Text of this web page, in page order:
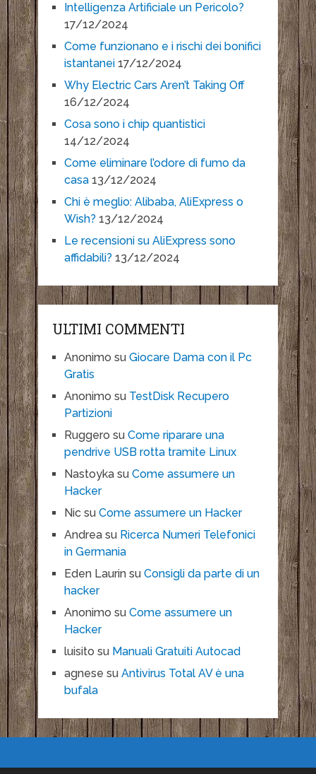
Intelligenza Artificiale un Pericolo?
17/12/2024
Come funzionano e i rischi dei bonifici
istantanei 17/12/2024
Why Electric Cars Aren’t Taking Off
16/12/2024
Cosa sono i chip quantistici
14/12/2024
Come eliminare l’odore di fumo da
casa 13/12/2024
Chi è meglio: Alibaba, AliExpress o
Wish? 13/12/2024
Le recensioni su AliExpress sono
affidabili? 13/12/2024
ULTIMI COMMENTI
Anonimo su Giocare Dama con il Pc
Gratis
Anonimo su TestDisk Recupero
Partizioni
Ruggero su Come riparare una
pendrive USB rotta tramite Linux
Nastoykasu Come assumere un
Hacker
Nicsu Come assumere un Hacker
Andreasu Ricerca Numeri Telefonici
in Germania
Eden Laurinsu Consigli da parte di un
hacker
Anonimo su Come assumere un
Hacker
luisito su Manuali Gratuiti Autocad
agnese su Antivirus Total AV è una
bufala